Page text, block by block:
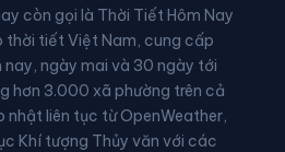
Xã Chiềng Sung
Xã Đoàn Kết
Xã Huổi Một
còn gọi là Thời Tiết Hôm Nay
thời tiết Việt Nam, cung cấp
ngày mai và 30 ngày tới
hơn 3.000 xã phường trên cả
nhật liên tục từ OpenWeather,
Khí tượng Thủy văn với các